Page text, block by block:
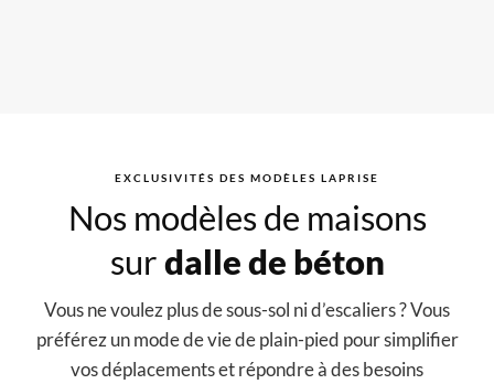
EXCLUSIVITÉS DES MODÈLES LAPRISE
Nos modèles de maisons
surdalle de béton
Vous ne voulez plus de sous-sol ni d’escaliers ? Vous
préférez un mode de vie de plain-pied pour simplifier
vos déplacements et répondre à des besoins